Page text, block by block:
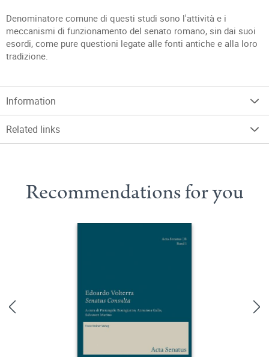
Denominatore comune di questi studi sono l'attività e i
meccanismi di funzionamento del senato romano, sin dai suoi
esordi, come pure questioni legate alle fonti antiche e alla loro
tradizione.
Information
Related links
Recommendations for you